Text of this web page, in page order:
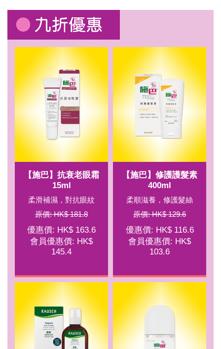
【施巴】抗衰老眼霜
15ml
柔滑補濕，對抗眼紋
原價: HK$ 181.8
優惠價: HK$ 163.6
會員優惠價: HK$
145.4
【施巴】修護護髮素
400ml
柔順滋養，修護髮絲
原價: HK$ 129.6
優惠價: HK$ 116.6
會員優惠價: HK$
103.6